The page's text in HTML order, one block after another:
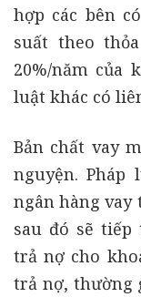
hợp các bên
suất theo
20%/năm của
luật khác có
Bản chất vay
nguyện.
ngân hàng vay
sau đó sẽ tiếp
trả nợ cho
trả nợ, thường